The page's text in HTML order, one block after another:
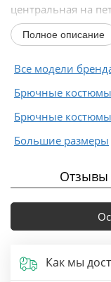
центральная на
спинки...
Полное описание
Все модели
Брючные
Брючные костюмы
Большие размеры
Отзывы
Как мы